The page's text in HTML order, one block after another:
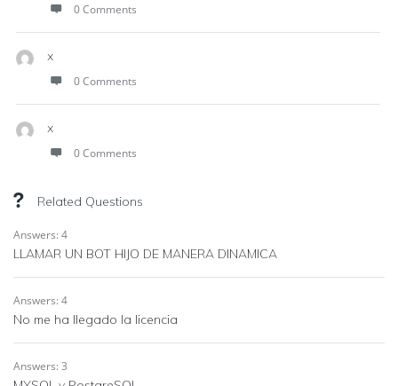
0 Comments
x
0 Comments
x
0 Comments
Related Questions
Answers: 4
LLAMAR UN BOT HIJO DE MANERA DINAMICA
Answers: 4
No me ha llegado la licencia
Answers: 3